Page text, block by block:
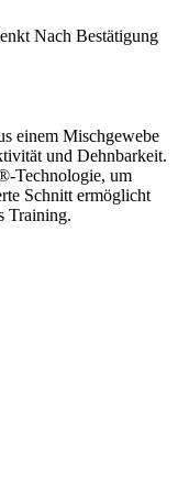
Nach Bestätigung
einem Mischgewebe
und Dehnbarkeit.
Technologie, um
Schnitt ermöglicht
Training.